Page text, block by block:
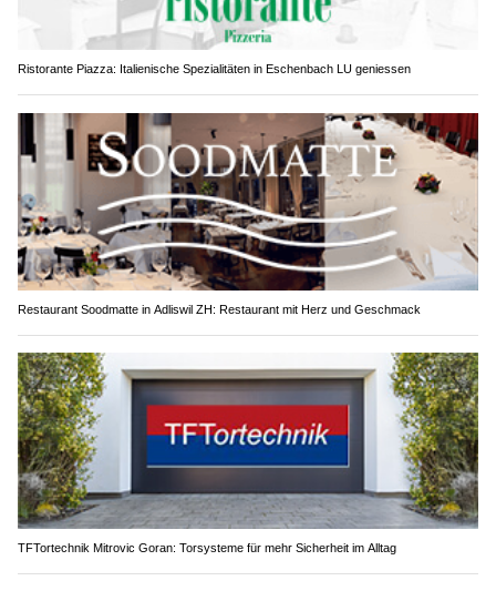
Ristorante Piazza: Italienische Spezialitäten in Eschenbach LU geniessen
Restaurant Soodmatte in Adliswil ZH: Restaurant mit Herz und Geschmack
TFTortechnik Mitrovic Goran: Torsysteme für mehr Sicherheit im Alltag